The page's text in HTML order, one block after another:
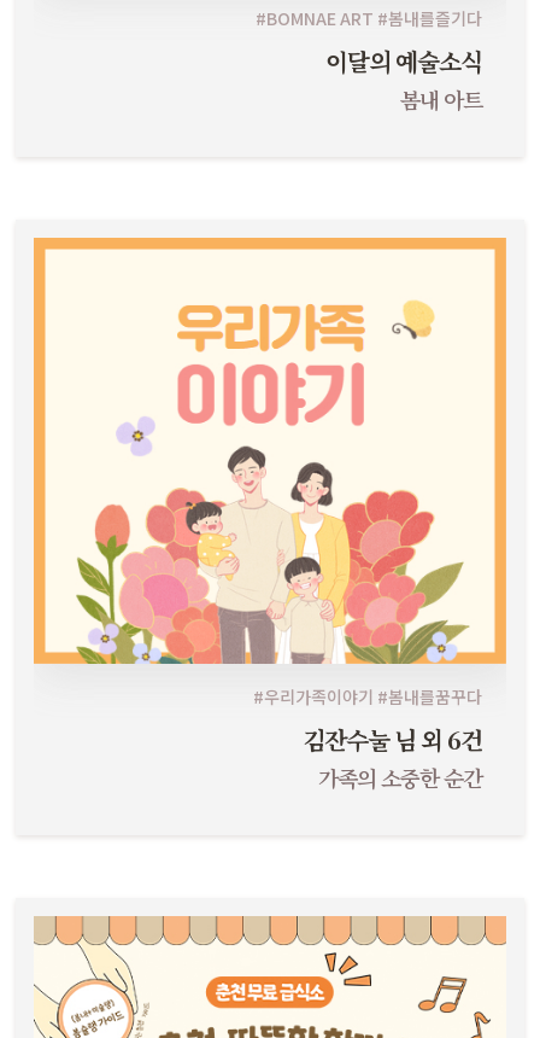
#BOMNAE ART #봄내를즐기다
이달의 예술소식
봄내 아트
#우리가족이야기 #봄내를꿈꾸다
김잔수눌 님 외 6건
가족의 소중한 순간